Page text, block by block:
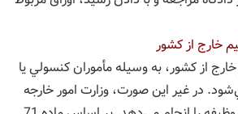
از کشور، به وسیله مأموران كنسولي يا
در غیر این صورت، وزارت امور خارجه